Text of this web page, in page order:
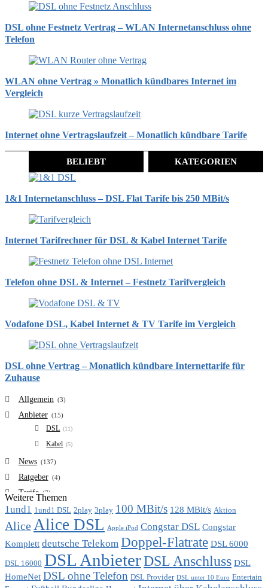
DSL ohne Festnetz Vertrag – WLAN Internetanschluss ohne
Telefon
WLAN ohne Vertrag » Monatlich kündbares Internet im
Vergleich
Internet ohne Vertragslaufzeit – Monatlich kündbare Tarife
BELIEBT KATEGORIEN
1&1 Internetanschluss – DSL Flat Tarife bis 250 MBit/s
Internet Tarifrechner für DSL & Kabel Internet Tarife
Telefon ohne DSL & Internet – Festnetz Tarifvergleich
Vodafone DSL, Kabel Internet & TV Tarife im Vergleich
DSL ohne Vertrag – Monatlich kündbare Internettarife für
Zuhause
Allgemein (3)
Anbieter (15)
DSL (11)
Kabel (5)
News (137)
Ratgeber (4)
Tarife (7)
VDSL (6)
Vergleich (7)
Weitere Themen
1und1 1und1 DSL 2play 3play 100 MBit/s 128 MBit/s Aktion
AliceAlice DSL Apple iPod Congstar DSL Congstar
Komplett deutsche Telekom Doppel-Flatrate DSL 6000
DSL 16000 DSL AnbieterDSL Anschluss DSL
HomeNet DSL ohne Telefon DSL Provider DSL unter 10 Euro Entertain